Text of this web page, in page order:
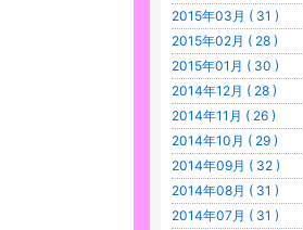
2015年03月 ( 31 )
2015年02月 ( 28 )
2015年01月 ( 30 )
2014年12月 ( 28 )
2014年11月 ( 26 )
2014年10月 ( 29 )
2014年09月 ( 32 )
2014年08月 ( 31 )
2014年07月 ( 31 )